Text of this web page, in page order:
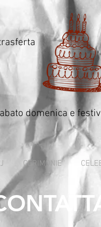
domenica e
CERIMONIE